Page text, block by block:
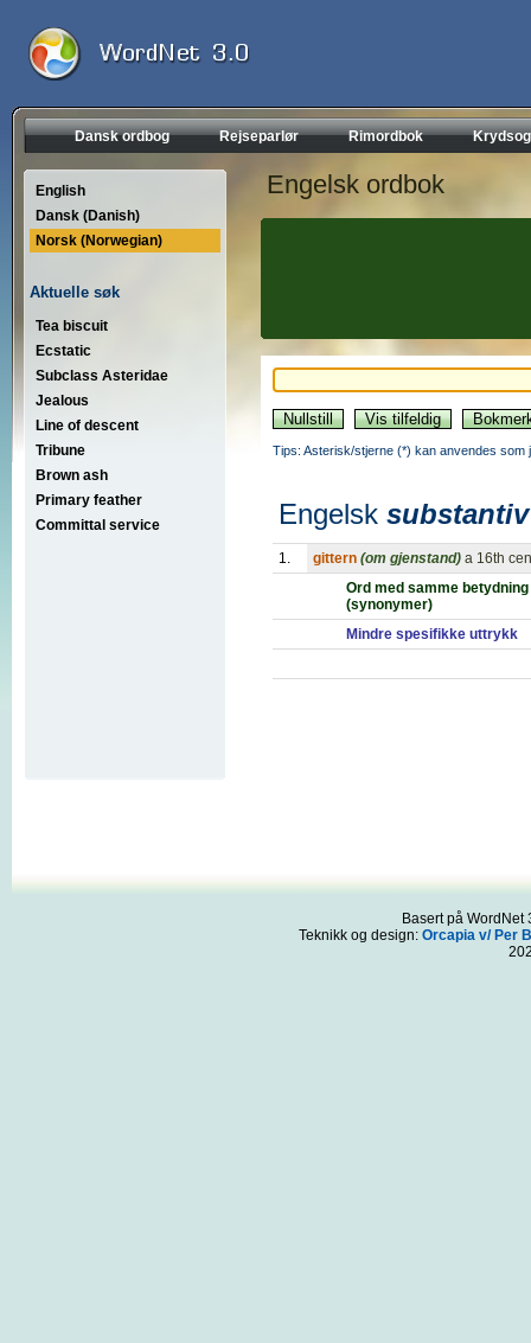
Dansk ordbog Rejseparlør Rimordbok
English
Dansk (Danish)
Norsk (Norwegian)
Aktuelle søk
Tea biscuit
Ecstatic
Subclass Asteridae
Jealous
Line of descent
Tribune
Brown ash
Primary feather
Committal service
Engelsk ordbok
Tips: Asterisk/stjerne (*) kan anvendes som
Engelsk substantiv
1. gittern (om gjenstand) a 16th
Ord med samme betydning
(synonymer)
Mindre spesifikke uttrykk
Basert på
Teknikk og design: Orcapia v/ Per